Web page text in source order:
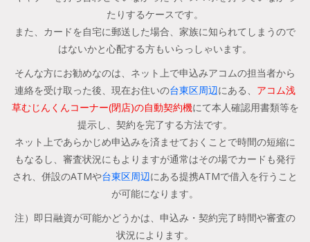
たりするケースです。
また、カードを自宅に郵送した場合、家族に知られてしまうので
はないかと心配する方もいらっしゃいます。
そんな方にお勧めなのは、ネット上で申込みアコムの担当者から
連絡を受け取った後、現在お住いの台東区周辺にある、 アコム浅
草むじんくんコーナー(閉店)の自動契約機にて本人確認用書類等を
提示し、契約を完了する方法です。
ネット上であらかじめ申込みを済ませておくことで時間の短縮に
もなるし、審査状況にもよりますが通常はその場でカードも発行
され、併設のATMや台東区周辺にある提携ATMで借入を行うこと
が可能になります。
注）即日融資が可能かどうかは、申込み・契約完了時間や審査の
状況によります。